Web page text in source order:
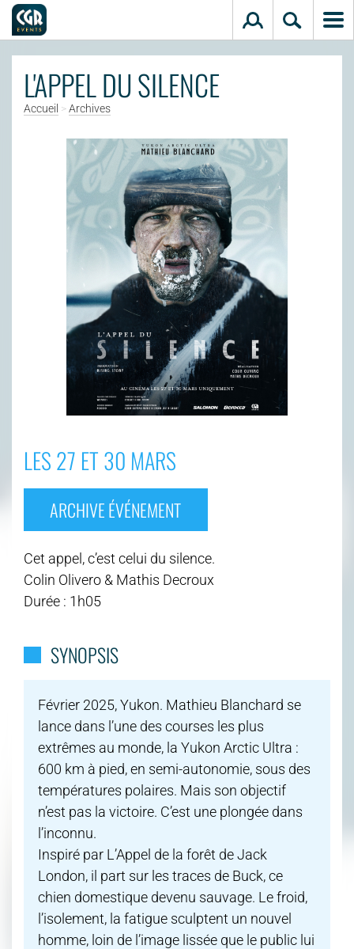
L'APPEL DU SILENCE
Accueil >Archives
LES 27 ET 30 MARS
ARCHIVE ÉVÉNEMENT
Cet appel, c’est celui du silence.
Colin Olivero & Mathis Decroux
Durée : 1h05
SYNOPSIS
Février 2025, Yukon. Mathieu Blanchard se
lance dans l’une des courses les plus
extrêmes au monde, la Yukon Arctic Ultra :
600 km à pied, en semi-autonomie, sous des
températures polaires. Mais son objectif
n’est pas la victoire. C’est une plongée dans
l’inconnu.
Inspiré par L’Appel de la forêt de Jack
London, il part sur les traces de Buck, ce
chien domestique devenu sauvage. Le froid,
l’isolement, la fatigue sculptent un nouvel
homme, loin de l’image lissée que le public lui